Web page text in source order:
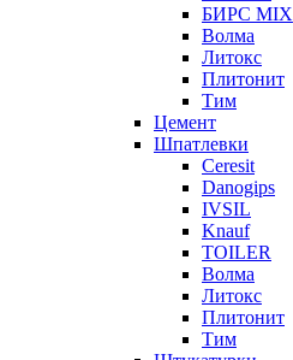
БИРС MIX
Волма
Литокс
Плитонит
Тим
Цемент
Шпатлевки
Ceresit
Danogips
IVSIL
Knauf
TOILER
Волма
Литокс
Плитонит
Тим